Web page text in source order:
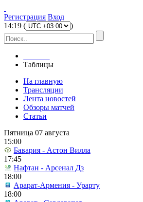
Регистрация Вход
14:19 ( )
Таблицы
На главную
Трансляции
Лента новостей
Обзоры матчей
Статьи
Пятница 07 августа
15:00
Бавария - Астон Вилла
17:45
Нафтан - Арсенал Дз
18:00
Арарат-Армения - Урарту
18:00